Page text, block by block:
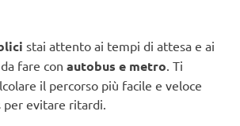
stai attento ai tempi di attesa e ai
fare con autobus e metro. Ti
il percorso più facile e veloce
per evitare ritardi.